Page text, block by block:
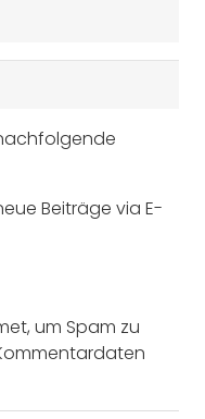
Beiträge via E-
um Spam zu